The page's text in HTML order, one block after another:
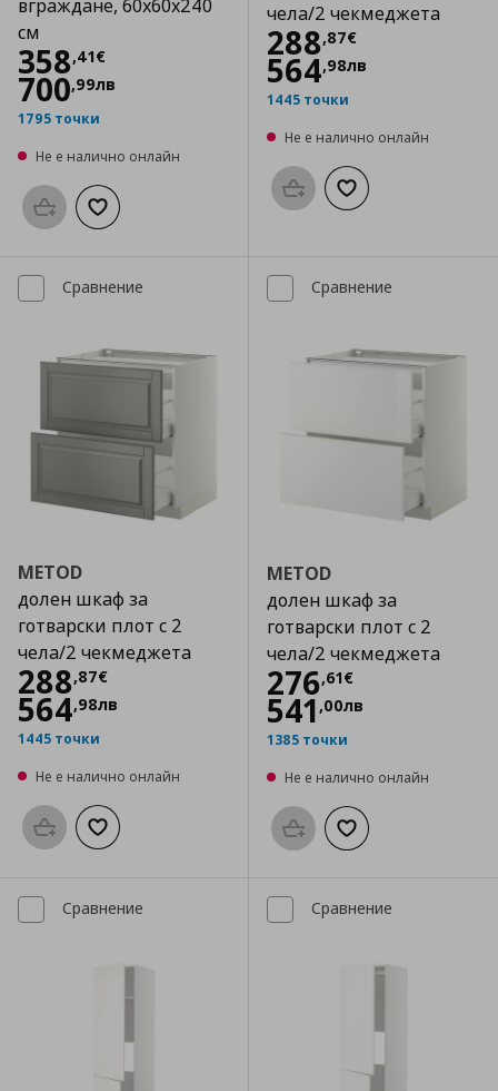
вграждане, 60x60x240
см
358,41€
Цена
700,99лв
1795 точки
Не е налично онлайн
Προσθήκη στο καλάθι
Добави към списъка с любими
чела/2 чекмеджета
288,87€
Цена288,87 €
564,98лв
1445 точки
Не е налично онлайн
Προσθήκη στο καλάθι
Добави към
Сравнение
METOD
долен шкаф за
готварски плот с 2
чела/2 чекмеджета
288,87€
Цена288,87 €
564,98лв
1445 точки
Не е налично онлайн
Προσθήκη στο καλάθι
Добави към списъка с любими
Сравнение
METOD
долен шкаф за
готварски плот с 2
чела/2 чекмеджета
276,61€
Цена
541 ,00лв
1385 точки
Не е налично онлайн
Προσθήκη στο καλάθι
Добави към
Сравнение Сравнение